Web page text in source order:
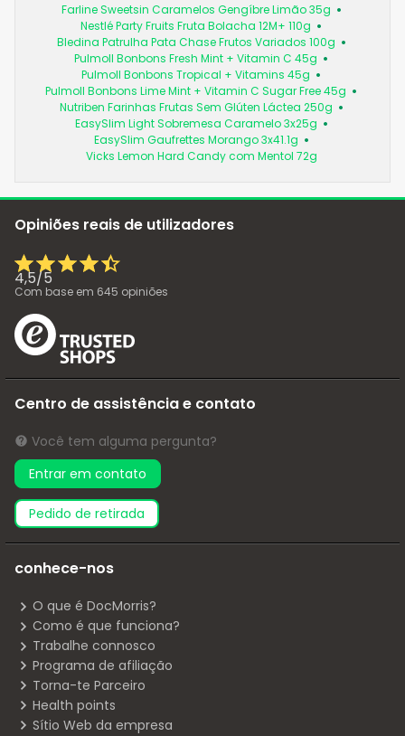
Farline Sweetsin Caramelos Gengíbre Limão 35g
Nestlé Party Fruits Fruta Bolacha 12M+ 110g
Bledina Patrulha Pata Chase Frutos Variados 100g
Pulmoll Bonbons Fresh Mint + Vitamin C 45g
Pulmoll Bonbons Tropical + Vitamins 45g
Pulmoll Bonbons Lime Mint + Vitamin C Sugar Free 45g
Nutriben Farinhas Frutas Sem Glúten Láctea 250g
EasySlim Light Sobremesa Caramelo 3x25g
EasySlim Gaufrettes Morango 3x41.1g
Vicks Lemon Hard Candy com Mentol 72g
Opiniões reais de utilizadores
4,5/5
Com base em 645 opiniões
Centro de assistência e contato
Você tem alguma pergunta?
Entrar em contato
pedido de retirada
conhece-nos
O que é DocMorris?
Como é que funciona?
Trabalhe connosco
Programa de afiliação
Torna-te Parceiro
Health points
Sítio Web da empresa